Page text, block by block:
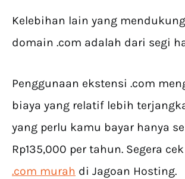
Kelebihan lain yang
domain .com adalah dari segi
Penggunaan ekstensi .com
biaya yang relatif lebih
yang perlu kamu bayar hanya
Rp135,000 per tahun. Segera cek
.com murah di Jagoan Hosting.